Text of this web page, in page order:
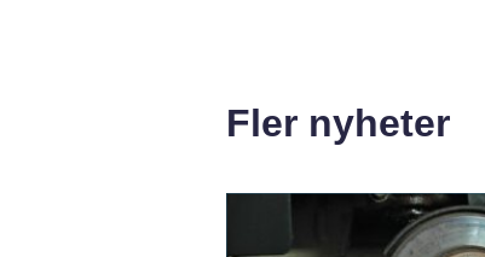
Fler nyheter